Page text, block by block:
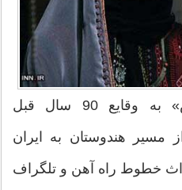
قصه فیلم «خاک و آتش» به وقایع 90 سال قبل
مسیر هندوستان به ایران
خطوط راه ‌آهن و تلگراف